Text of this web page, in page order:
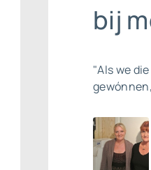
bij
"Als we